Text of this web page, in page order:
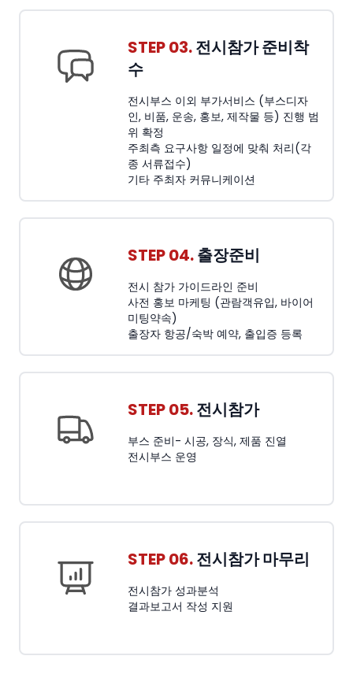
STEP 03.전시참가 준비착
수
전시부스 이외 부가서비스 (부스디자
인, 비품, 운송, 홍보, 제작물 등) 진행 범
위 확정
주최측 요구사항 일정에 맞춰 처리(각
종 서류접수)
기타 주최자 커뮤니케이션
STEP 04.출장준비
전시 참가 가이드라인 준비
사전 홍보 마케팅 (관람객유입, 바이어
미팅약속)
출장자 항공/숙박 예약, 출입증 등록
STEP 05.전시참가
부스 준비- 시공, 장식, 제품 진열
전시부스 운영
STEP 06.전시참가 마무리
전시참가 성과분석
결과보고서 작성 지원